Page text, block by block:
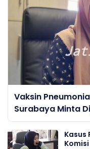
Vaksin
Surabaya Minta
Kasus